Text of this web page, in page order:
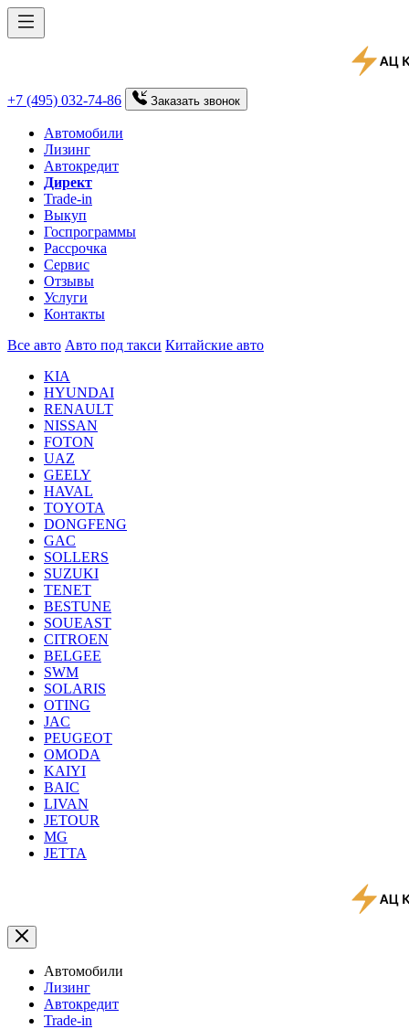
+7 (495) 032-74-86 Заказать звонок
Автомобили
Лизинг
Автокредит
Директ
Trade-in
Выкуп
Госпрограммы
Рассрочка
Сервис
Отзывы
Услуги
Контакты
Все авто Авто под такси Китайские авто
KIA
HYUNDAI
RENAULT
NISSAN
FOTON
UAZ
GEELY
HAVAL
TOYOTA
DONGFENG
GAC
SOLLERS
SUZUKI
TENET
BESTUNE
SOUEAST
CITROEN
BELGEE
SWM
SOLARIS
OTING
JAC
PEUGEOT
OMODA
KAIYI
BAIC
LIVAN
JETOUR
MG
JETTA
Автомобили
Лизинг
Автокредит
Trade-in